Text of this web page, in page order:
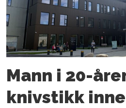
Mann i 20-
knivstikk